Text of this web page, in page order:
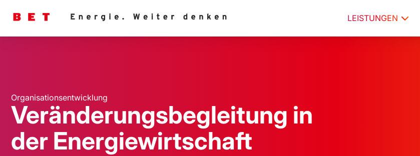
LEISTUNGEN
Organisationsentwicklung
Veränderungsbegleitung in
der Energiewirtschaft